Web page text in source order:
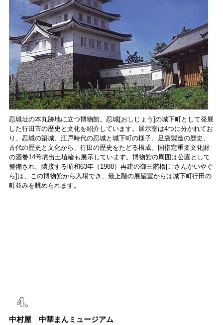
忍城址の本丸跡地に立つ博物館。忍城[おしじょう]の城下町として発展
した行田市の歴史と文化を紹介しています。展示室は4つに分かれてお
り、忍城の築城、江戸時代の忍城と城下町の様子、足袋製造の歴史、
古代の歴史と文化から、行田の歴史をたどる構成。国指定重要文化財
の酒巻14号墳出土埴輪も展示しています。博物館の周囲は公園として
整備され、隣接する昭和63年（1988）再建の御三階櫓[ごさんかいやぐ
ら]は、この博物館から入場でき、最上階の展望室からは城下町行田の
町並みを眺められます。
中村屋 中華まんミュージアム